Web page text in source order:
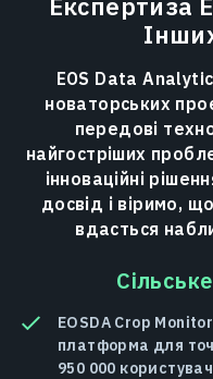
EOS Data
новаторських
передові
найгостріших
інноваційні
досвід і віримо,
вдасться
EOSDA Crop
платформа для
950 000